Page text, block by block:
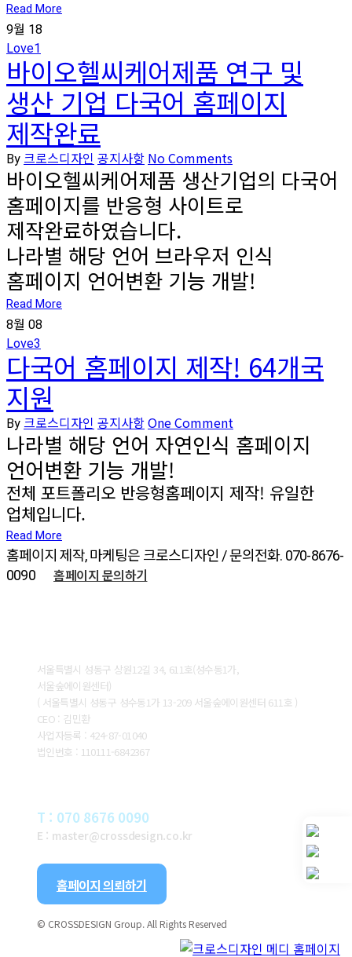
Read More
9월 18
Love1
바이오헬씨케어제품 연구 및
생산 기업 다국어 홈페이지
제작완료
By 크로스디자인 공지사항 No Comments
바이오헬씨케어제품 생산기업의 다국어
홈페이지를 반응형 사이트로
제작완료하였습니다.
나라별 해당 언어 브라우저 인식
홈페이지 언어변환 기능 개발!
Read More
8월 08
Love3
다국어 홈페이지 제작! 64개국
지원
By 크로스디자인 공지사항One Comment
나라별 해당 언어 자연인식 홈페이지
언어변환 기능 개발!
전체 포트폴리오 반응형홈페이지 제작! 유일한
업체입니다.
Read More
홈페이지 제작, 마케팅은 크로스디자인 / 문의전화. 070-8676-
0090
홈페이지 문의하기
서울특별시 성동구 상원12길 34, 611호(성수동1가,
서울숲에이원센터)
( 서울특별시 성동구 성수동1가 13-209 서울숲에이원센터 611호 )
CEO : 김민환
사업자등록 : 424-87-01040
법인번호 : 110111-6842367
T : 070 8676 0090
E : master@crossdesign.co.kr
홈페이지 의뢰하기
© CROSSDESIGN Group. All Rights Reserved